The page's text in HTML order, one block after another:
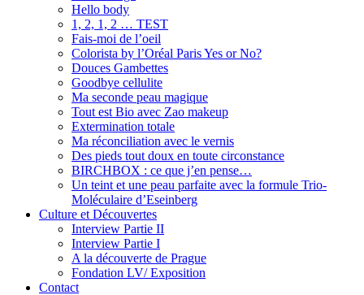
Hello body
1, 2, 1, 2 … TEST
Fais-moi de l’oeil
Colorista by l’Oréal Paris Yes or No?
Douces Gambettes
Goodbye cellulite
Ma seconde peau magique
Tout est Bio avec Zao makeup
Extermination totale
Ma réconciliation avec le vernis
Des pieds tout doux en toute circonstance
BIRCHBOX : ce que j’en pense…
Un teint et une peau parfaite avec la formule Trio-
Moléculaire d’Eseinberg
Culture et Découvertes
Interview Partie II
Interview Partie I
A la découverte de Prague
Fondation LV/ Exposition
Contact